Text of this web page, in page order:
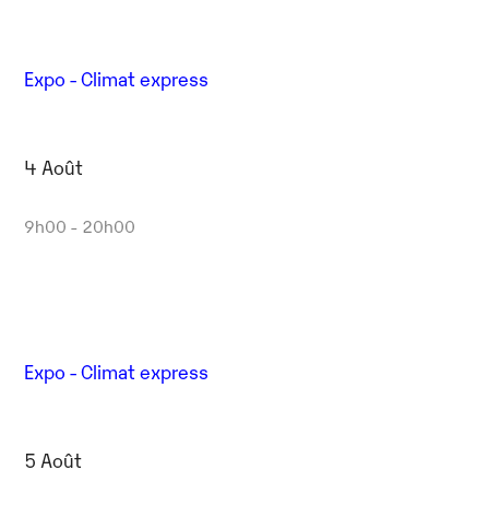
Expo - Climat express
4 Août
9h00 - 20h00
Expo - Climat express
5 Août